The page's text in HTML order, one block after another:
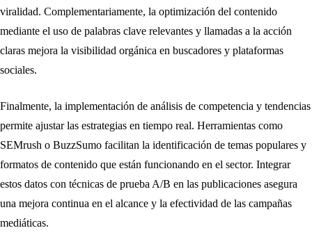
viralidad. Complementariamente, la optimización del contenido
mediante el uso de palabras clave relevantes y llamadas a la acción
claras mejora la visibilidad orgánica en buscadores y plataformas
sociales.
Finalmente, la implementación de análisis de competencia y tendencias
permite ajustar las estrategias en tiempo real. Herramientas como
SEMrush o BuzzSumo facilitan la identificación de temas populares y
formatos de contenido que están funcionando en el sector. Integrar
estos datos con técnicas de prueba A/B en las publicaciones asegura
una mejora continua en el alcance y la efectividad de las campañas
mediáticas.